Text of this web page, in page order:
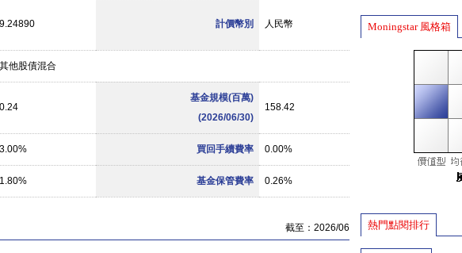
9.24890 計價幣別 人民幣
其他股債混合
0.24
基金規模(百萬)
(2026/06/30)
158.42
3.00% 買回手續費率 0.00%
1.80% 基金保管費率 0.26%
截至：2026/06
Moningstar 風格箱
熱門點閱排行